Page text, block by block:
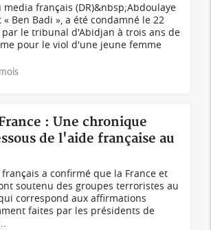
media français (DR)&nbsp;Abdoulaye
« Ben Badi », a été condamné le 22
par le tribunal d'Abidjan à trois ans de
pour le viol d'une jeune femme
: Une chronique
de l'aide française au
a confirmé que la France et
soutenu des groupes terroristes au
correspond aux affirmations
faites par les présidents de